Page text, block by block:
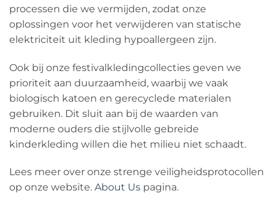
processen die we vermijden, zodat onze
oplossingen voor het verwijderen van statische
elektriciteit uit kleding hypoallergeen zijn.
Ook bij onze festivalkledingcollecties geven we
prioriteit aan duurzaamheid, waarbij we vaak
biologisch katoen en gerecyclede materialen
gebruiken. Dit sluit aan bij de waarden van
moderne ouders die stijlvolle gebreide
kinderkleding willen die het milieu niet schaadt.
Lees meer over onze strenge veiligheidsprotocollen
op onze website. About Us pagina.